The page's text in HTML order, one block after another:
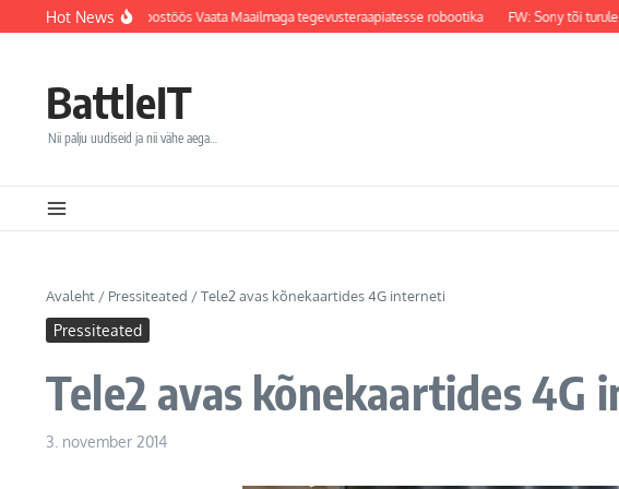
Sisu juurdeHot News
integreerib koostöös Vaata Maailmaga tegevusteraapiatesse robootika FW: Sony tõi turule 4K
BattleIT
Nii palju uudiseid ja nii vähe aega…
Avaleht / Pressiteated /Tele2 avas kõnekaartides 4G interneti
Pressiteated
Tele2 avas kõnekaartides 4G
3. november 2014